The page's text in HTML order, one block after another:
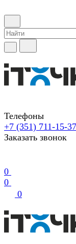
Телефоны
+7 (351) 711-15-37
Заказать звонок
0
0
0